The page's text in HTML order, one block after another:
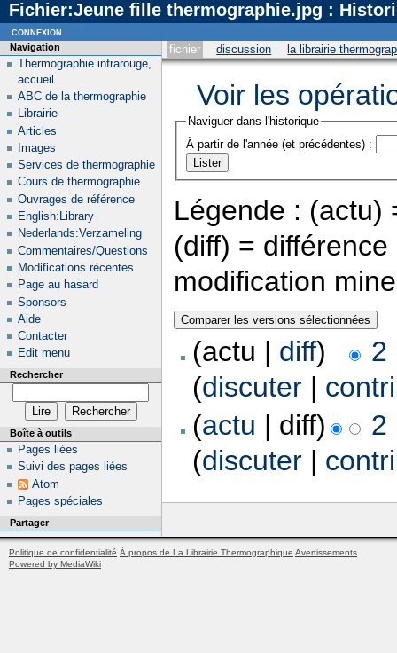
Fichier:Jeune fille thermographie.jpg :
fichier discussion la librairie
Voir les
Naviguer dans l'historique
À partir de l'année (et précédentes) :
Légende : (actu)
(diff) =
modification
(actu | diff)
2
(discuter|
(actu | diff)
2
(discuter|
Navigation
Thermographie infrarouge,
accueil
ABC de la thermographie
Librairie
Articles
Images
Services de thermographie
Cours de thermographie
Ouvrages de référence
English:Library
Nederlands:Verzameling
Commentaires/Questions
Modifications récentes
Page au hasard
Sponsors
Aide
Contacter
Edit menu
Rechercher
Boîte à outils
Pages liées
Suivi des pages liées
Atom
Pages spéciales
Partager
connexion
Politique de confidentialité À propos de La Librairie Thermographique Avertissements
Powered by MediaWiki